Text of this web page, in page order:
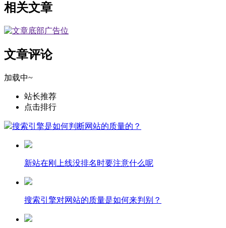
相关文章
文章评论
加载中~
站长推荐
点击排行
搜索引擎是如何判断网站的质量的？
新站在刚上线没排名时要注意什么呢
搜索引擎对网站的质量是如何来判别？